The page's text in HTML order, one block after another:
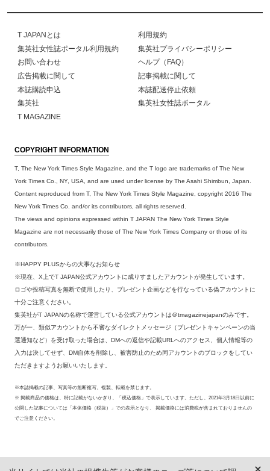
T JAPANとは
利用規約
集英社女性誌ポータル利用規約
集英社プライバシーポリシー
お問い合わせ
ヘルプ（FAQ）
広告掲載に関して
記事掲載に関して
本誌購読申込
本誌配送停止依頼
集英社
集英社女性誌ポータル
T MAGAZINE
COPYRIGHT INFORMATION
T, The New York Times Style Magazine, and the T logo are trademarks of The New
York Times Co., NY, USA, and are used under license by The Asahi Shimbun, Japan.
Content reproduced from T, The New York Times Style Magazine, copyright 2016 The
New York Times Co. and/or its contributors, all rights reserved.
The views and opinions expressed within T JAPAN The New York Times Style
Magazine are not necessarily those of The New York Times Company or those of its
contributors.
※HAPPY PLUSからの大事なお知らせ
※現在、X上でT JAPAN公式アカウントに成りすましたアカウントが発生しています。
ロゴや投稿写真を無断で使用したり、プレゼント企画などを行なっている偽アカウントに
十分ご注意ください。
集英社がT JAPANの名称で運営している公式アカウントは＠tmagazinejapanのみです。
万が一、類似アカウントから不審なダイレクトメッセージ（プレゼントキャンペーンの当
選通知など）を受け取った場合は、DMへの返信や記載URLへのアクセス、個人情報等の
入力は決してせず、DM自体を削除し、被害防止のため同アカウントのブロックをしてい
ただきますようお願いいたします。
※本誌掲載の記事、写真等の無断複写、複製、転載を禁じます。
※ 掲載商品の価格は、特に記載がないかぎり、「税込価格」で表示しています。ただし、2021年3月18日以前に
公開した記事については「本体価格（税抜）」での表示となり、 掲載価格には消費税が含まれておりませんの
でご注意ください。